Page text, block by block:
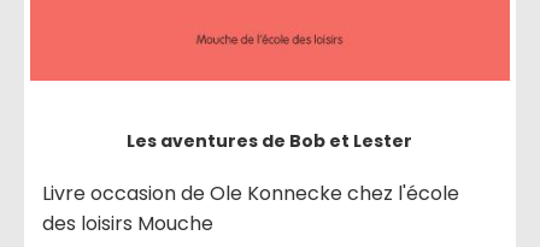
Les aventures de Bob et Lester
Livre occasion de Ole Konnecke chez l'école
des loisirs Mouche